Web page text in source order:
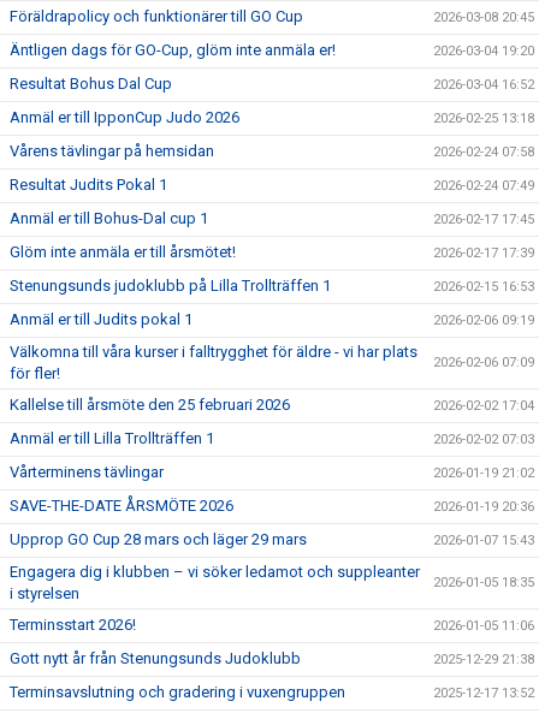
Föräldrapolicy och funktionärer till GO Cup 2026-03-08 20:45
Äntligen dags för GO-Cup, glöm inte anmäla er! 2026-03-04 19:20
Resultat Bohus Dal Cup 2026-03-04 16:52
Anmäl er till IpponCup Judo 2026 2026-02-25 13:18
Vårens tävlingar på hemsidan 2026-02-24 07:58
Resultat Judits Pokal 1 2026-02-24 07:49
Anmäl er till Bohus-Dal cup 1 2026-02-17 17:45
Glöm inte anmäla er till årsmötet! 2026-02-17 17:39
Stenungsunds judoklubb på Lilla Trollträffen 1 2026-02-15 16:53
Anmäl er till Judits pokal 1 2026-02-06 09:19
Välkomna till våra kurser i falltrygghet för äldre - vi har plats
för fler!
2026-02-06 07:09
Kallelse till årsmöte den 25 februari 2026 2026-02-02 17:04
Anmäl er till Lilla Trollträffen 1 2026-02-02 07:03
Vårterminens tävlingar 2026-01-19 21:02
SAVE-THE-DATE ÅRSMÖTE 2026 2026-01-19 20:36
Upprop GO Cup 28 mars och läger 29 mars 2026-01-07 15:43
Engagera dig i klubben – vi söker ledamot och suppleanter
i styrelsen
2026-01-05 18:35
Terminsstart 2026! 2026-01-05 11:06
Gott nytt år från Stenungsunds Judoklubb 2025-12-29 21:38
Terminsavslutning och gradering i vuxengruppen 2025-12-17 13:52